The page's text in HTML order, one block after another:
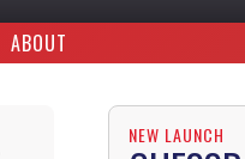
ABOUT
NEW LAUNCH